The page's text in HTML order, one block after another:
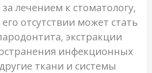
лечением к стоматологу,
отсутствии может стать
экстракции
инфекционных
ткани и системы